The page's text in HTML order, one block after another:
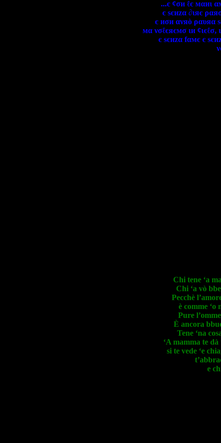
...є ¢σи ℓє мαиι
є ѕєиzα ∂ιяє
є иσи ανяò ραυяα
мα νσℓєяємσ ιи
є ѕєиzα fαмє є
Chi tene ‘a
Chi ‘a vò
Pecchè
è comme ‘o
Pure
È ancora
Tene ‘na
‘A mamma te
si te vede ‘e
e